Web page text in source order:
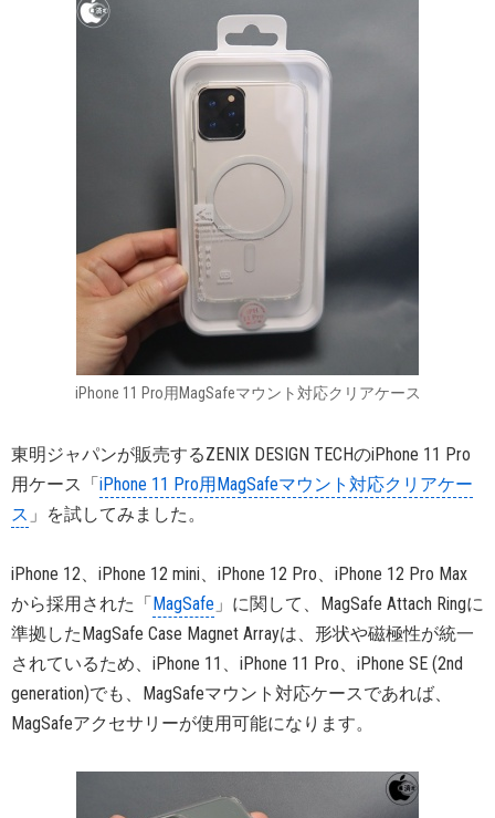
iPhone 11 Pro用MagSafeマウント対応クリアケース
東明ジャパンが販売するZENIX DESIGN TECHのiPhone 11 Pro
用ケース「iPhone 11 Pro用MagSafeマウント対応クリアケー
ス 」を試してみました。
iPhone 12、iPhone 12 mini、iPhone 12 Pro、iPhone 12 Pro Max
から採用された「MagSafe 」に関して、MagSafe Attach Ringに
準拠したMagSafe Case Magnet Arrayは、形状や磁極性が統一
されているため、iPhone 11、iPhone 11 Pro、iPhone SE (2nd
generation)でも、MagSafeマウント対応ケースであれば、
MagSafeアクセサリーが使用可能になります。